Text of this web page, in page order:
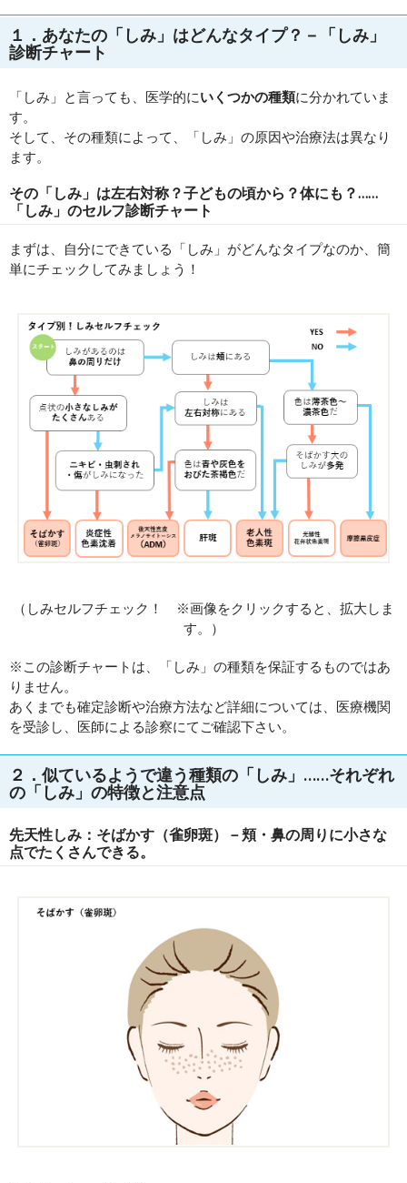
１．あなたの「しみ」はどんなタイプ？－「しみ」
診断チャート
「しみ」と言っても、医学的にいくつかの種類に分かれていま
す。
そして、その種類によって、「しみ」の原因や治療法は異なり
ます。
その「しみ」は左右対称？子どもの頃から？体にも？……
「しみ」のセルフ診断チャート
まずは、自分にできている「しみ」がどんなタイプなのか、簡
単にチェックしてみましょう！
（しみセルフチェック！ ※画像をクリックすると、拡大しま
す。）
※この診断チャートは、「しみ」の種類を保証するものではあ
りません。
あくまでも確定診断や治療方法など詳細については、医療機関
を受診し、医師による診察にてご確認下さい。
２．似ているようで違う種類の「しみ」……それぞれ
の「しみ」の特徴と注意点
先天性しみ：そばかす（雀卵斑）－頬・鼻の周りに小さな
点でたくさんできる。